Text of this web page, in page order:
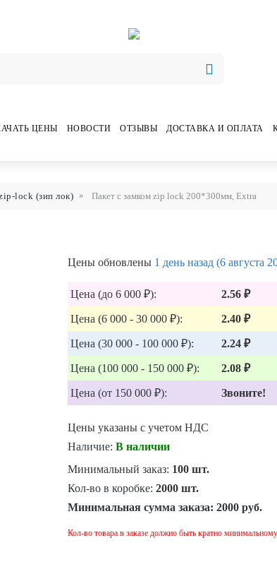
ЦЕНЫ НОВОСТИ ОТЗЫВЫ ДОСТАВКА И ОПЛАТА
lock (зип лок) Пакет с замком zip lock 200*300мм, Extra
Цены обновлены 1 день назад (6 августа
Цена (до 6 000 ₽): 2.56 ₽
Цена (6 000 - 30 000 ₽): 2.40 ₽
Цена (30 000 - 100 000 ₽): 2.24 ₽
Цена (100 000 - 150 000 ₽): 2.08 ₽
Цена (от 150 000 ₽): Звоните!
Цены указаны с учетом НДС
Наличие: В наличии
Минимальный заказ: 100 шт.
Кол-во в коробке: 2000 шт.
Минимальная сумма заказа: 2000 руб.
Кол-во товара в заказе должно быть кратно